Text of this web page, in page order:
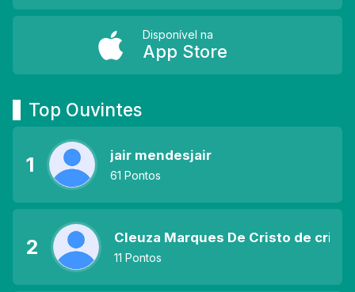
Disponível na
App Store
Top Ouvintes
1 jair mendesjair
61 Pontos
2 Cleuza Marques De Cristo de cristo
11 Pontos